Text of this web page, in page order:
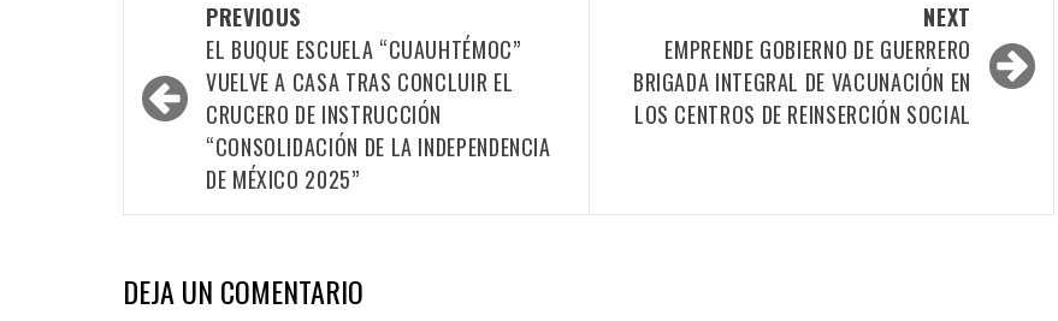
navigation
PREVIOUS
EL BUQUE ESCUELA “CUAUHTÉMOC”
VUELVE A CASA TRAS CONCLUIR EL
CRUCERO DE INSTRUCCIÓN
“CONSOLIDACIÓN DE LA INDEPENDENCIA
DE MÉXICO 2025”
NEXT
EMPRENDE GOBIERNO DE GUERRERO
BRIGADA INTEGRAL DE VACUNACIÓN EN
LOS CENTROS DE REINSERCIÓN SOCIAL
DEJA UN COMENTARIO